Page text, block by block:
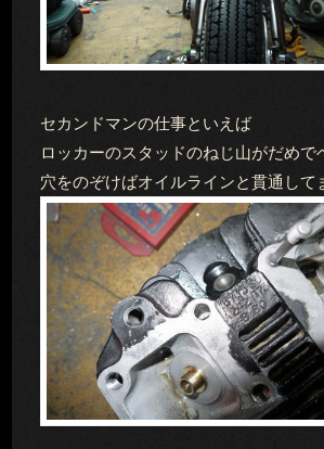
セカンドマンの仕事といえば
ロッカーのスタッドのねじ山がだめで
穴をのぞけばオイルラインと貫通して